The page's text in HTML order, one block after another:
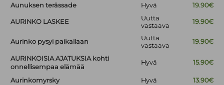
Aunuksen terässade Hyvä 19.90€
AURINKO LASKEE
Uutta
vastaava
19.90€
Aurinko pysyi paikallaan
Uutta
vastaava
19.90€
AURINKOISIA AJATUKSIA kohti
onnellisempaa elämää
Hyvä 15.90€
Aurinkomyrsky Hyvä 13.90€